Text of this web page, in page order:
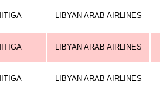
LIBYAN ARAB AIRLINES
LIBYAN ARAB AIRLINES
LIBYAN ARAB AIRLINES